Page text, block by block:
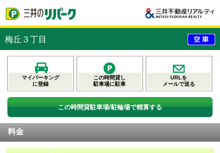
梅丘３丁目
マイパーキング
に登録
この時間貸し
駐車場に駐車
URLを
メールで送る
この時間貸駐車場/駐輪場で精算する
料金